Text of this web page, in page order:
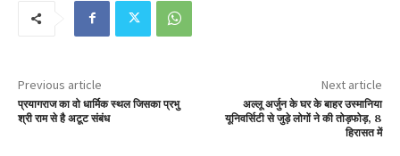
Previous article
प्रयागराज का वो धार्मिक स्थल जिसका प्रभु
श्री राम से है अटूट संबंध
Next article
अल्लू अर्जुन के घर के बाहर उस्मानिया
यूनिवर्सिटी से जुड़े लोगों ने की तोड़फोड़, 8
हिरासत में